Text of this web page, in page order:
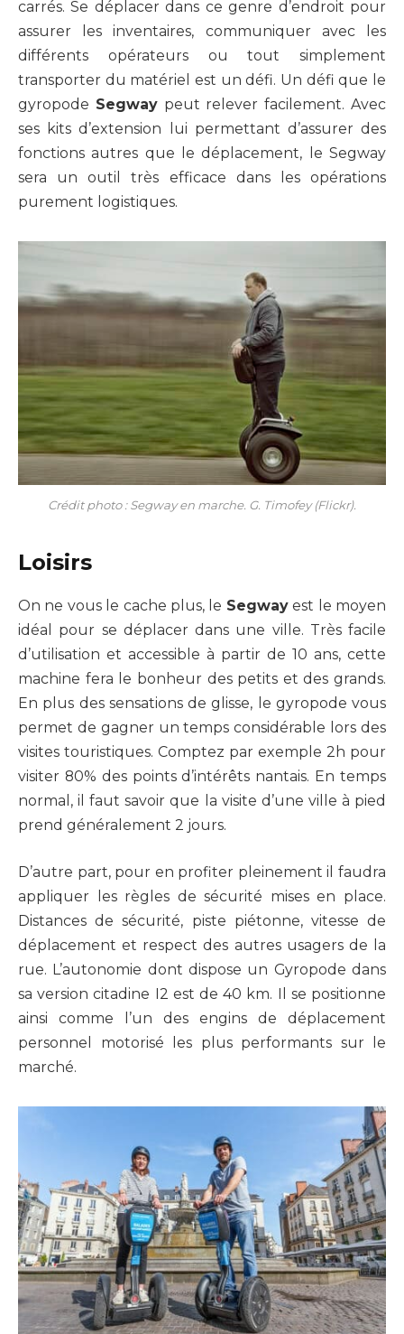
carrés. Se déplacer dans ce genre d’endroit pour
assurer les inventaires, communiquer avec les
différents opérateurs ou tout simplement
transporter du matériel est un défi. Un défi que le
gyropode Segwaypeut relever facilement. Avec
ses kits d’extension lui permettant d’assurer des
fonctions autres que le déplacement, le Segway
sera un outil très efficace dans les opérations
purement logistiques.
Crédit photo : Segway en marche. G. Timofey (Flickr).
Loisirs
On ne vous le cache plus, le Segwayest le moyen
idéal pour se déplacer dans une ville. Très facile
d’utilisation et accessible à partir de 10 ans, cette
machine fera le bonheur des petits et des grands.
En plus des sensations de glisse, le gyropode vous
permet de gagner un temps considérable lors des
visites touristiques. Comptez par exemple 2h pour
visiter 80% des points d’intérêts nantais. En temps
normal, il faut savoir que la visite d’une ville à pied
prend généralement 2 jours.
D’autre part, pour en profiter pleinement il faudra
appliquer les règles de sécurité mises en place.
Distances de sécurité, piste piétonne, vitesse de
déplacement et respect des autres usagers de la
rue. L’autonomie dont dispose un Gyropode dans
sa version citadine I2 est de 40 km. Il se positionne
ainsi comme l’un des engins de déplacement
personnel motorisé les plus performants sur le
marché.